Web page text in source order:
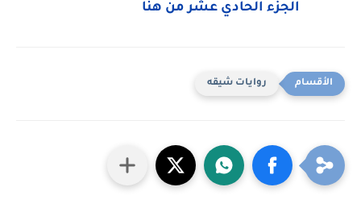
الجزء الحادي عشر من هنا
روايات شيقه